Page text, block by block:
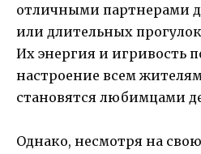
отличными партнерами
или длительных
Их энергия и игривость
настроение всем
становятся любимцами
Однако, несмотря на